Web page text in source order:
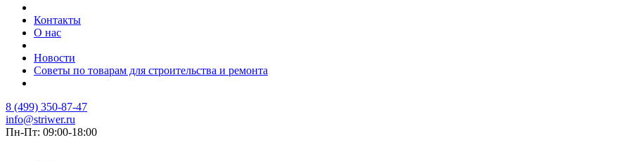
Контакты
О нас
Новости
Советы по товарам для строительства и ремонта
8 (499) 350-87-47
info@striwer.ru
Пн-Пт: 09:00-18:00